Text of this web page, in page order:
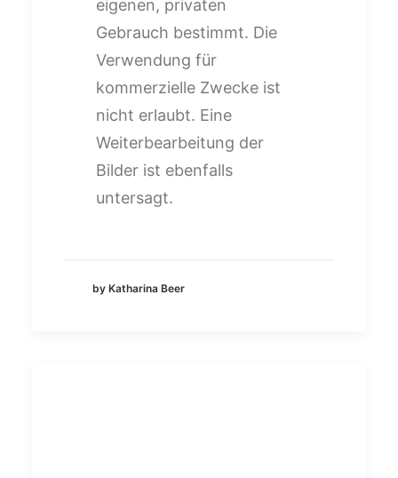
eigenen, privaten
Gebrauch bestimmt. Die
Verwendung für
kommerzielle Zwecke ist
nicht erlaubt. Eine
Weiterbearbeitung der
Bilder ist ebenfalls
untersagt.
by Katharina Beer